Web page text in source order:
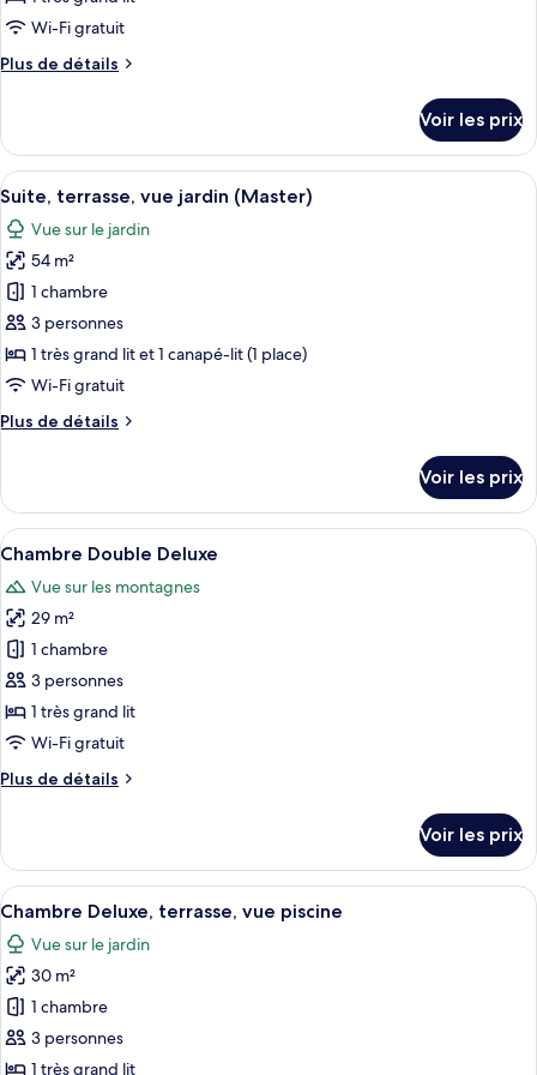
de
chambre :
Chambre
mer
(Supreme)
Wi-Fi gratuit
Plus de détails
Plus
le
type
de
Chambre
Supérieure,
vue
mer
(Supreme)
Voir les prix
Afficher
toutes
les
photos
pour
ce
type
de
chambre :
Suite,
jardin
(Master)
Une chambre d’hôtel moderne
6
Suite, terrasse, vue jardin (Master)
Vue sur le jardin
54 m²
1 chambre
3 personnes
1 très grand lit et 1 canapé-lit (1 place)
Wi-Fi gratuit
Plus de détails
Plus
le
type
de
Suite,
terrasse,
vue
jardin
(Master)
Voir les prix
Afficher
toutes
les
photos
pour
ce
type
de
chambre :
Chambre
Une chambre d’hôtel avec un
3
Chambre Double Deluxe
Vue sur les montagnes
29 m²
1 chambre
3 personnes
1 très grand lit
Wi-Fi gratuit
Plus de détails
Plus
le
type
de
Chambre
Double
Deluxe
Voir les prix
Afficher
toutes
les
photos
pour
ce
type
Une chambre d’hôtel moderne,
2
Chambre Deluxe, terrasse, vue piscine
Vue sur le jardin
30 m²
1 chambre
3 personnes
1 très grand lit